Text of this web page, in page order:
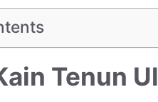
Tenun